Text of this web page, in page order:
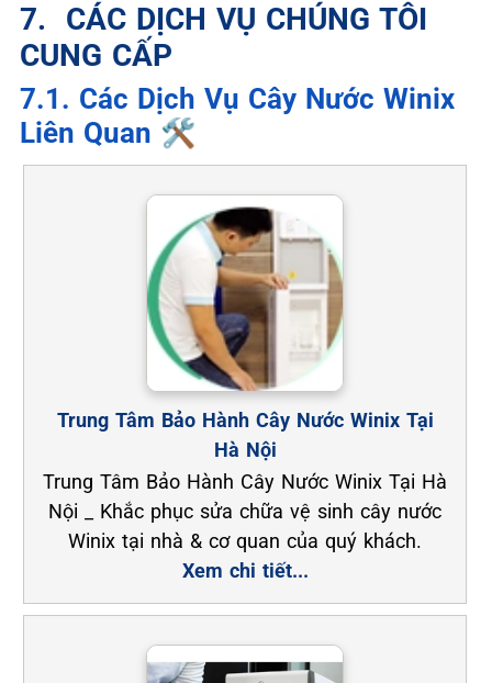
7. ️ CÁC DỊCH VỤ CHÚNG TÔI
CUNG CẤP
7.1. Các Dịch Vụ Cây Nước Winix
Liên Quan 🛠️
Trung Tâm Bảo Hành Cây Nước Winix Tại
Hà Nội
Trung Tâm Bảo Hành Cây Nước Winix Tại Hà
Nội _ Khắc phục sửa chữa vệ sinh cây nước
Winix tại nhà & cơ quan của quý khách.
Xem chi tiết...